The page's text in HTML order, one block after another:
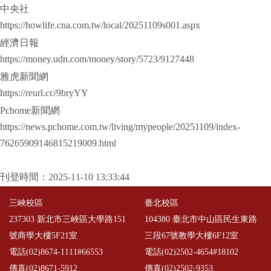
中央社
https://howlife.cna.com.tw/local/20251109s001.aspx
經濟日報
https://money.udn.com/money/story/5723/9127448
雅虎新聞網
https://reurl.cc/9bryYY
Pchome新聞網
https://news.pchome.com.tw/living/mypeople/20251109/index-
76265909146815219009.html
刊登時間：2025-11-10 13:33:44
三峽校區
237303 新北市三峽區大學路151
號商學大樓5F21室
電話(02)8674-1111#66553
傳真(02)8671-5912
臺北校區
104380 臺北市中山區民生東路
三段67號教學大樓6F12室
電話(02)2502-4654#18102
傳真(02)2502-9353